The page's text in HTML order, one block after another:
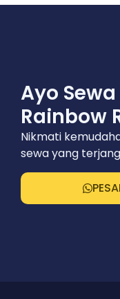
Ayo
Rainbow
Nikmati
sewa yang